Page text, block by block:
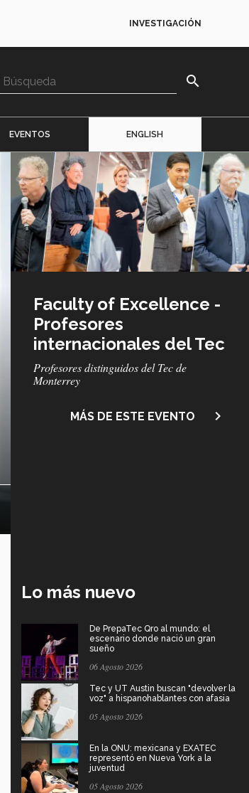
INVESTIGACIÓN
search
EVENTOS ENGLISH
Imagen
o
logo
Faculty of Excellence -
Profesores
internacionales del Tec
Subtítulo
Profesores distinguidos del Tec de
Monterrey
MÁS DE ESTE EVENTO navigate_next
Lo más nuevo
De PrepaTec Qro al mundo: el
escenario donde nació un gran
sueño
06 Agosto 2026
Tec y UT Austin buscan "devolver la
voz" a hispanohablantes con afasia
05 Agosto 2026
En la ONU: mexicana y EXATEC
representó en Nueva York a la
juventud
05 Agosto 2026